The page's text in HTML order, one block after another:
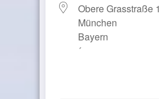
Obere Grasstraße 1
München
Bayern
´